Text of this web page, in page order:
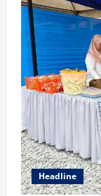
Headline